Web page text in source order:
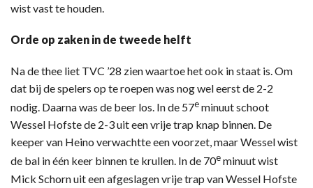
wist vast te houden.
Orde op zaken in de tweede helft
Na de thee liet TVC ’28 zien waartoe het ook in staat is. Om
dat bij de spelers op te roepen was nog wel eerst de 2-2
nodig. Daarna was de beer los. In de 57eminuut schoot
Wessel Hofste de 2-3 uit een vrije trap knap binnen. De
keeper van Heino verwachtte een voorzet, maar Wessel wist
de bal in één keer binnen te krullen. In de 70eminuut wist
Mick Schorn uit een afgeslagen vrije trap van Wessel Hofste